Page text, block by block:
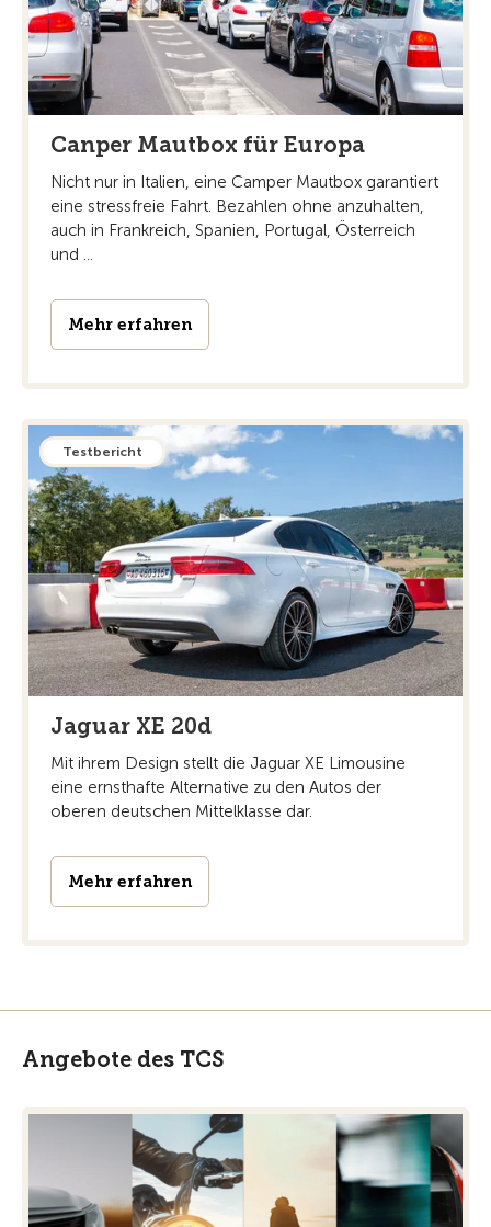
Canper Mautbox für Europa
Nicht nur in Italien, eine Camper Mautbox garantiert
eine stressfreie Fahrt. Bezahlen ohne anzuhalten,
auch in Frankreich, Spanien, Portugal, Österreich
und ...
Mehr erfahren
Testbericht
Jaguar XE 20d
Mit ihrem Design stellt die Jaguar XE Limousine
eine ernsthafte Alternative zu den Autos der
oberen deutschen Mittelklasse dar.
Mehr erfahren
Angebote des TCS